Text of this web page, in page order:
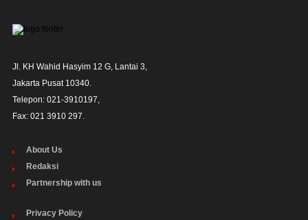
Jl. KH Wahid Hasyim 12 G, Lantai 3,
Jakarta Pusat 10340.
Telepon: 021-3910197,
Fax: 021 3910 297.
About Us
Redaksi
Partnership with us
Privacy Policy